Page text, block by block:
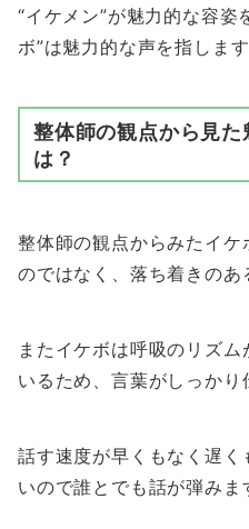
“イケメン”が魅力的な容姿
ボ”は魅力的な声を指します
整体師の観点から見た
は？
整体師の観点からみたイ
のではなく、落ち着きのあ
またイケボは呼吸のリズ
いるため、言葉がしっかり
話す速度が早くもなく遅く
いので誰とでも話が弾みま